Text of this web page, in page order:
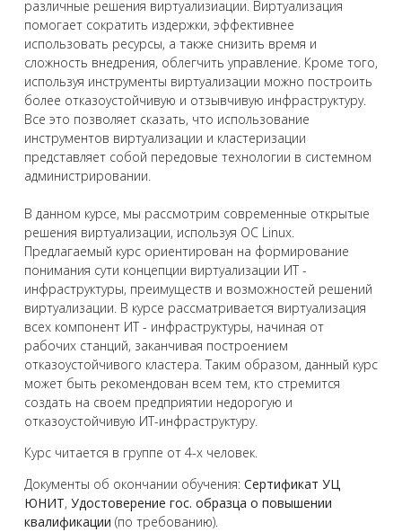
различные решения виртуализиации. Виртуализация
помогает сократить издержки, эффективнее
использовать ресурсы, а также снизить время и
сложность внедрения, облегчить управление. Кроме того,
используя инструменты виртуализации можно построить
более отказоустойчивую и отзывчивую инфраструктуру.
Все это позволяет сказать, что использование
инструментов виртуализации и кластеризации
представляет собой передовые технологии в системном
администрировании.
В данном курсе, мы рассмотрим современные открытые
решения виртуализации, используя ОС Linux.
Предлагаемый курс ориентирован на формирование
понимания сути концепции виртуализации ИТ -
инфраструктуры, преимуществ и возможностей решений
виртуализации. В курсе рассматривается виртуализация
всех компонент ИТ - инфраструктуры, начиная от
рабочих станций, заканчивая построением
отказоустойчивого кластера. Таким образом, данный курс
может быть рекомендован всем тем, кто стремится
создать на своем предприятии недорогую и
отказоустойчивую ИТ-инфраструктуру.
Курс читается в группе от 4-х человек.
Документы об окончании обучения: Сертификат УЦ
ЮНИТ, Удостоверение гос. образца о повышении
квалификации (по требованию).